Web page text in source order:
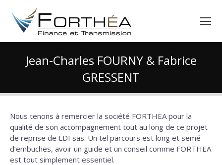
Jean-Charles FOURNY & Fabrice
GRESSENT
Vous êtes ici :
Nous tenons à remercier la société FORTHEA pour la
qualité de son accompagnement tout au long de ce projet
de reprise de LDI sas. Un tel parcours est long et semé
d’embuches, avoir un guide et un conseil comme FORTHEA
est tout simplement essentiel.